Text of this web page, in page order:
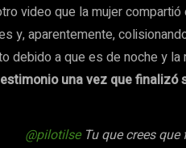
video que la mujer
y, aparentemente,
debido a que es de noche y
una vez que finalizó
@pilotilseTu que crees que